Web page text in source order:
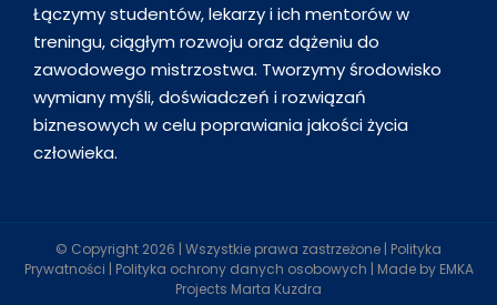
Łączymy studentów, lekarzy i ich mentorów w
treningu, ciągłym rozwoju oraz dążeniu do
zawodowego mistrzostwa. Tworzymy środowisko
wymiany myśli, doświadczeń i rozwiązań
biznesowych w celu poprawiania jakości życia
człowieka.
© Copyright 2026 | Wszystkie prawa zastrzeżone | Polityka
Prywatności | Polityka ochrony danych osobowych | Made by EMKA
Projects Marta Kuzdra